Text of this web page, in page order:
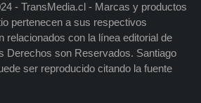
- TransMedia.cl - Marcas y productos
pertenecen a sus respectivos
relacionados con la línea editorial de
Derechos son Reservados. Santiago
ser reproducido citando la fuente